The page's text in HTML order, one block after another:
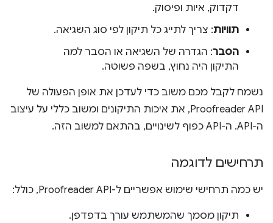
דקדוק, איות ופיסוק.
תוויות: צריך לתייג כל תיקון לפי סוג השגיאה.
הסבר: הגדרה של השגיאה או הסבר למה
התיקון היה נחוץ, בשפה פשוטה.
נשמח לקבל מכם משוב כדי לעדכן את אופן הפעולה של
Proofreader API, את איכות התיקונים ומשוב כללי על עיצוב
ה-API. ה-API כפוף לשינויים, בהתאם למשוב הזה.
תרחישים לדוגמה
יש כמה תרחישי שימוש אפשריים ל-Proofreader API, כולל:
תיקון מסמך שהמשתמש עורך בדפדפן.